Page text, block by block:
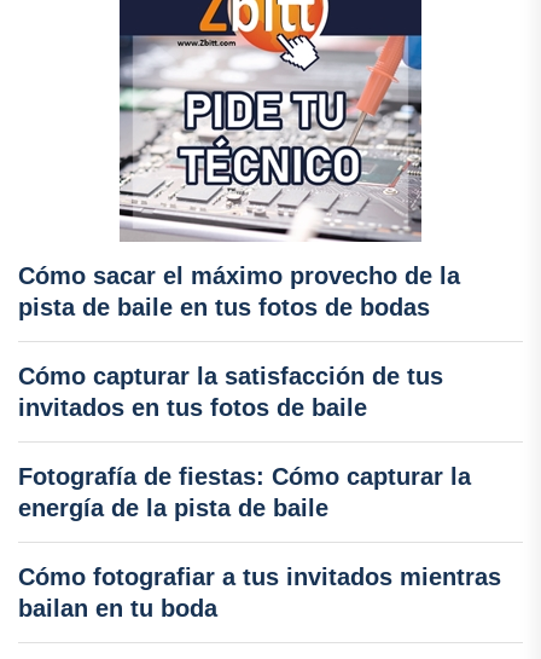
Cómo sacar el máximo provecho de la
pista de baile en tus fotos de bodas
Cómo capturar la satisfacción de tus
invitados en tus fotos de baile
Fotografía de fiestas: Cómo capturar la
energía de la pista de baile
Cómo fotografiar a tus invitados mientras
bailan en tu boda